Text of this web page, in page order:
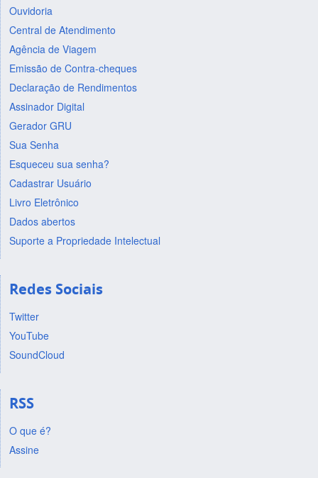
Ouvidoria
Central de Atendimento
Agência de Viagem
Emissão de Contra-cheques
Declaração de Rendimentos
Assinador Digital
Gerador GRU
Sua Senha
Esqueceu sua senha?
Cadastrar Usuário
Livro Eletrônico
Dados abertos
Suporte a Propriedade Intelectual
Redes Sociais
Twitter
YouTube
SoundCloud
RSS
O que é?
Assine